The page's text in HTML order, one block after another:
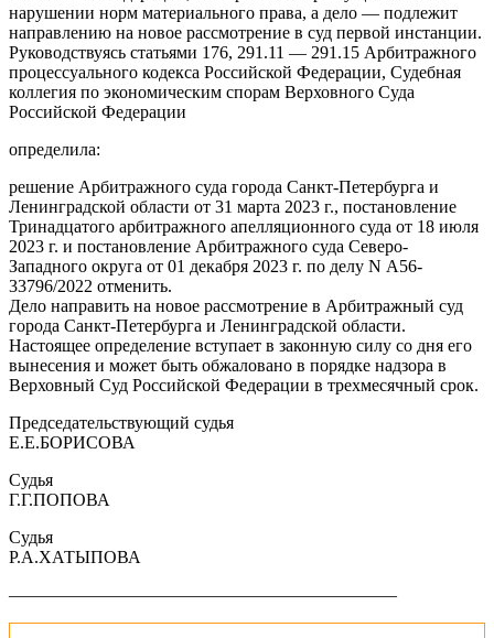
нарушении норм материального права, а дело — подлежит
направлению на новое рассмотрение в суд первой инстанции.
Руководствуясь статьями 176, 291.11 — 291.15 Арбитражного
процессуального кодекса Российской Федерации, Судебная
коллегия по экономическим спорам Верховного Суда
Российской Федерации
определила:
решение Арбитражного суда города Санкт-Петербурга и
Ленинградской области от 31 марта 2023 г., постановление
Тринадцатого арбитражного апелляционного суда от 18 июля
2023 г. и постановление Арбитражного суда Северо-
Западного округа от 01 декабря 2023 г. по делу N А56-
33796/2022 отменить.
Дело направить на новое рассмотрение в Арбитражный суд
города Санкт-Петербурга и Ленинградской области.
Настоящее определение вступает в законную силу со дня его
вынесения и может быть обжаловано в порядке надзора в
Верховный Суд Российской Федерации в трехмесячный срок.
Председательствующий судья
Е.Е.БОРИСОВА
Судья
Г.Г.ПОПОВА
Судья
Р.А.ХАТЫПОВА
——————————————————————